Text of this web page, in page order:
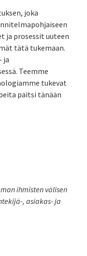
joka
ja prosessit uuteen
tätä tukemaan.
ja
Teemme
tukevat
paitsi tänään
ihmisten välisen
, asiakas- ja